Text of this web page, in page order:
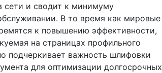
сети и сводит к минимуму
В то время как мировые
к повышению эффективности,
на страницах профильного
подчеркивает важность шлифовки
для оптимизации долгосрочных